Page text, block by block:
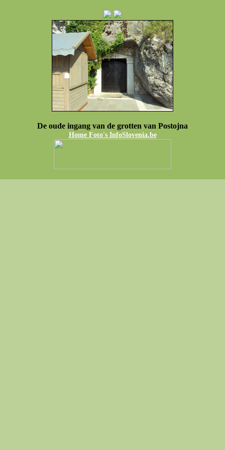
De oude ingang van de grotten van Postojna
Home Foto's InfoSlovenia.be